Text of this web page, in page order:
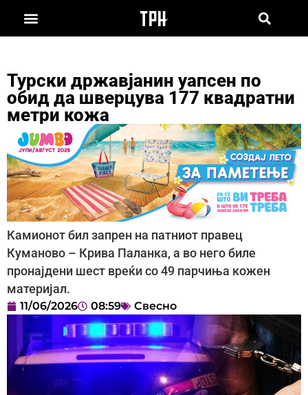
Турски државјанин уапсен по
обид да шверцува 177 квадратни
метри кожа
Камионот бил запрен на патниот правец
Куманово – Крива Паланка, а во него биле
пронајдени шест вреќи со 49 парчиња кожен
материјал.
11/06/2026 08:59 Свесно